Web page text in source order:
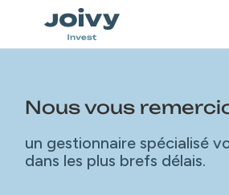
Nous vous
un gestionnaire spécialisé
dans les plus brefs délais.